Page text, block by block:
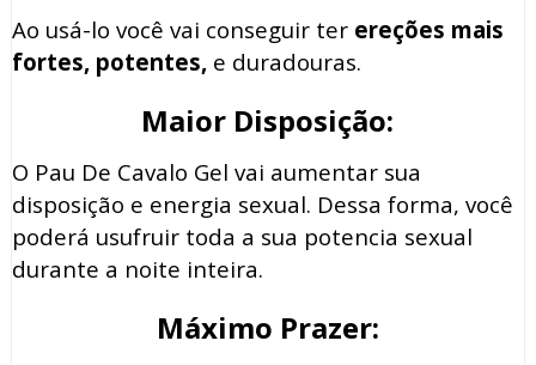
Ao usá-lo você vai conseguir ter ereções mais
fortes, potentes, e duradouras.
Maior Disposição:
O Pau De Cavalo Gel vai aumentar sua
disposição e energia sexual. Dessa forma, você
poderá usufruir toda a sua potencia sexual
durante a noite inteira.
Máximo Prazer: